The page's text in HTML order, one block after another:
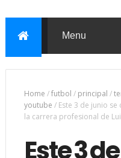
Home /futbol / principal /
youtube / Este 3 de junio
la carrera profesional de
Este 3